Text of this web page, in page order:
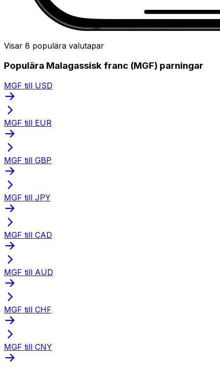
Visar 8 populära valutapar
Populära Malagassisk franc (MGF) parningar
MGF till USD
MGF till EUR
MGF till GBP
MGF till JPY
MGF till CAD
MGF till AUD
MGF till CHF
MGF till CNY